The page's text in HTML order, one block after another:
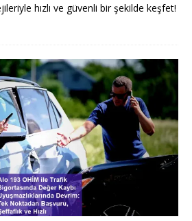
hızlı ve güvenli bir şekilde keşfet!